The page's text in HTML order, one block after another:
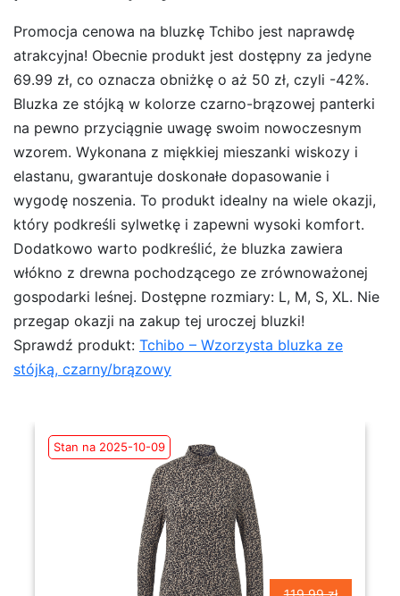
Promocja cenowa na bluzkę Tchibo jest naprawdę
atrakcyjna! Obecnie produkt jest dostępny za jedyne
69.99 zł, co oznacza obniżkę o aż 50 zł, czyli -42%.
Bluzka ze stójką w kolorze czarno-brązowej panterki
na pewno przyciągnie uwagę swoim nowoczesnym
wzorem. Wykonana z miękkiej mieszanki wiskozy i
elastanu, gwarantuje doskonałe dopasowanie i
wygodę noszenia. To produkt idealny na wiele okazji,
który podkreśli sylwetkę i zapewni wysoki komfort.
Dodatkowo warto podkreślić, że bluzka zawiera
włókno z drewna pochodzącego ze zrównoważonej
gospodarki leśnej. Dostępne rozmiary: L, M, S, XL. Nie
przegap okazji na zakup tej uroczej bluzki!
Sprawdź produkt: Tchibo – Wzorzysta bluzka ze
stójką, czarny/brązowy
Stan na 2025-10-09